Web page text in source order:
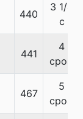
440
3 1/4
c
441
4
cpos.
467
5
cpos.